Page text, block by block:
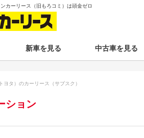
カーリース（旧もろコミ）は頭金ゼロ
新車を見る 中古車を見る
ヨタ）のカーリース（サブスク）
ション